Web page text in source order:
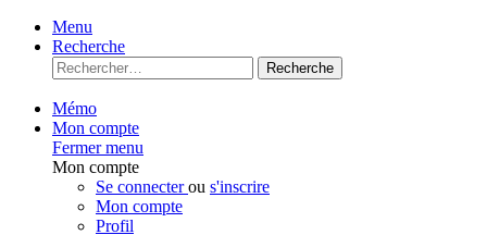
Menu
Recherche
Recherche
Mémo
Mon compte
Fermer menu
Mon compte
Se connecterou s'inscrire
Mon compte
Profil